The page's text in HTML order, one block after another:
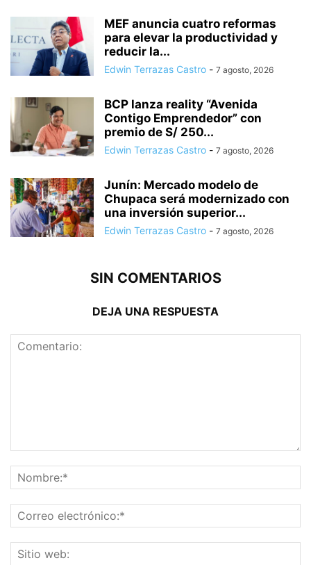
MEF anuncia cuatro reformas
para elevar la productividad y
reducir la...
Edwin Terrazas Castro - 7 agosto, 2026
BCP lanza reality “Avenida
Contigo Emprendedor” con
premio de S/ 250...
Edwin Terrazas Castro - 7 agosto, 2026
Junín: Mercado modelo de
Chupaca será modernizado con
una inversión superior...
Edwin Terrazas Castro - 7 agosto, 2026
SIN COMENTARIOS
DEJA UNA RESPUESTA